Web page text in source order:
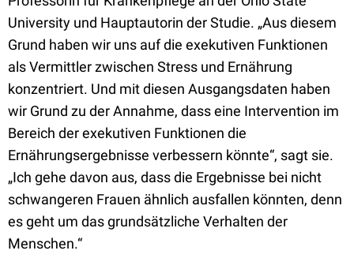
University und Hauptautorin der Studie. „Aus diesem
Grund haben wir uns auf die exekutiven Funktionen
als Vermittler zwischen Stress und Ernährung
konzentriert. Und mit diesen Ausgangsdaten haben
wir Grund zu der Annahme, dass eine Intervention im
Bereich der exekutiven Funktionen die
Ernährungsergebnisse verbessern könnte“, sagt sie.
„Ich gehe davon aus, dass die Ergebnisse bei nicht
schwangeren Frauen ähnlich ausfallen könnten, denn
es geht um das grundsätzliche Verhalten der
Menschen.“